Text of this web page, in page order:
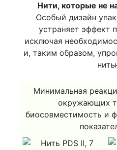
Нити, которые не
Особый дизайн
устраняет эффект
исключая
и, таким образом,
Минимальная
окружающих
биосовместимость и